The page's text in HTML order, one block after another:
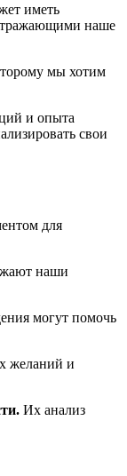
иметь
наше
мы хотим
и опыта
свои
для
наши
могут помочь
желаний и
Их анализ